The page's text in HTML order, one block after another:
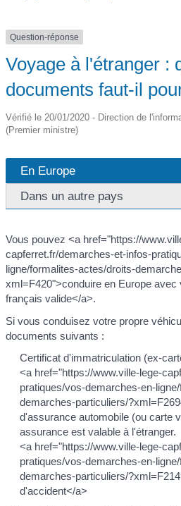
Question-réponse
Voyage à l'étranger :
documents faut-il
Vérifié le 20/01/2020 - Direction de
(Premier ministre)
En Europe
Dans un autre pays
Vous pouvez <a href="https://
capferret.fr/demarches-et-infos-
ligne/formalites-actes/droits-
xml=F420">conduire en Europe
français valide</a>.
Si vous conduisez votre propre
documents suivants :
Certificat d'immatriculation (ex-
<a href="https://www.ville-lege-
pratiques/vos-demarches-en-
demarches-particuliers/
d'assurance automobile (ou carte
assurance est valable à l'étranger.
<a href="https://www.ville-lege-
pratiques/vos-demarches-en-
demarches-particuliers/
d'accident</a>